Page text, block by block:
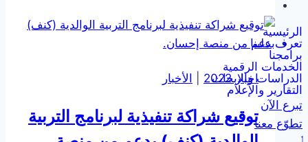
الرئيسية
تعرف علينا
برامجنا
الخدمات الرقمية
الدراسات والابحاث
التقارير والإعلام
تبرع الآن
تطوّع معنا
مع
فريق
سايد
اخبار 2022 الأخبار
توقيع شراكة تنفيذية لبرنامج التربية